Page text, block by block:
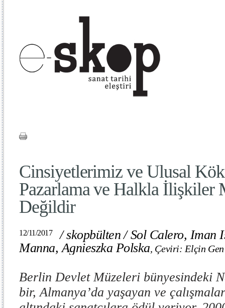
Cinsiyetlerimiz ve Ulusal
Pazarlama ve Halkla İlişkiler
Değildir
12/11/2017 /skopbülten /Sol Calero, Iman
Manna, Agnieszka Polska, Çeviri: Elçin Gen
Berlin Devlet Müzeleri bünyesindeki
bir, Almanya’da yaşayan ve